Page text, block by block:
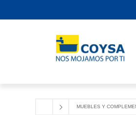
MUEBLES Y